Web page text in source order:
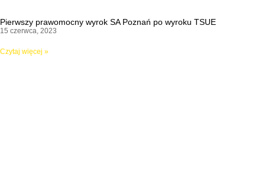
Pierwszy prawomocny wyrok SA Poznań po wyroku TSUE
15 czerwca, 2023
Czytaj więcej »